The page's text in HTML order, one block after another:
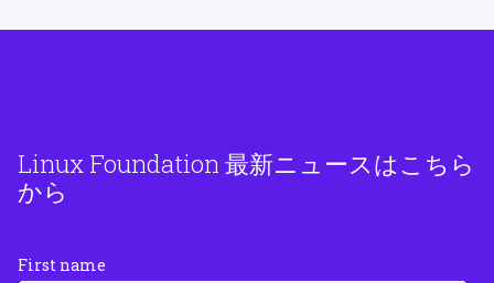
Linux Foundation 最新ニュースはこちら
から
First name